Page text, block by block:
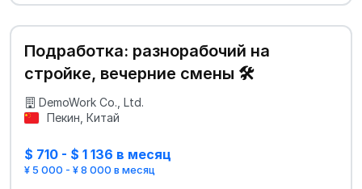
Подработка: разнорабочий на
стройке, вечерние смены 🛠️
DemoWork Co., Ltd.
Пекин, Китай
$ 710 - $ 1 136 в месяц
¥ 5 000 - ¥ 8 000 в месяц